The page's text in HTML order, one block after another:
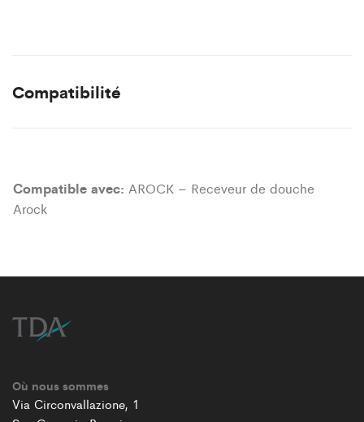
Compatibilité
Compatible avec: AROCK – Receveur de douche
Arock
Où nous sommes
Via Circonvallazione, 1